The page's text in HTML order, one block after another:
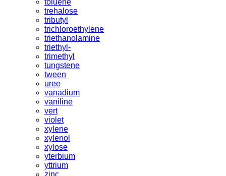
trehalose
tributyl
trichloroethylene
triethanolamine
triethyl-
trimethyl
tungstene
tween
uree
vanadium
vaniline
vert
violet
xylene
xylenol
xylose
yterbium
yttrium
zinc